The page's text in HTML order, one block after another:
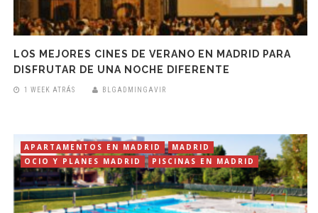
LOS MEJORES CINES DE VERANO EN MADRID PARA
DISFRUTAR DE UNA NOCHE DIFERENTE
1 WEEK ATRÁS BLGADMINGAVIR
APARTAMENTOS EN MADRID
MADRID
OCIO Y PLANES MADRID
PISCINAS EN MADRID